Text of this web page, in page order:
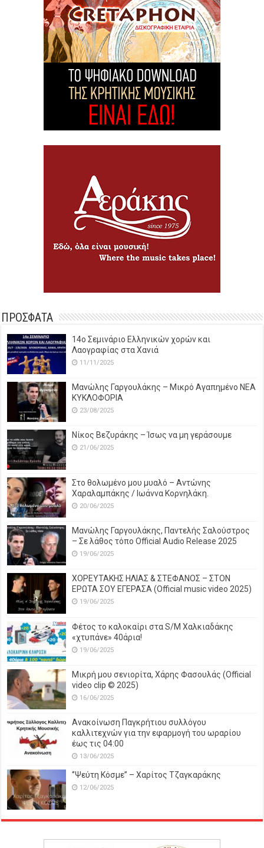
ΠΡΟΣΦΑΤΑ
14o Σεμινάριο Ελληνικών χορών και
Λαογραφίας στα Χανιά
11/11/2025
Μανώλης Γαργουλάκης – Μικρό Αγαπημένο NEΑ
ΚΥΚΛΟΦΟΡΙΑ
23/08/2025
Νίκος Βεζυράκης – Ίσως να μη γεράσουμε
21/06/2025
Στο θολωμένο μου μυαλό – Αντώνης
Χαραλαμπάκης / Ιωάννα Κορνηλάκη.
20/06/2025
Μανώλης Γαργουλάκης, Παντελής Σαλούστρος
– Σε λάθος τόπο Official Audio Release 2025
19/06/2025
ΧΟΡΕΥΤΑΚΗΣ ΗΛΙΑΣ & ΣΤΕΦΑΝΟΣ – ΣΤΟΝ
ΕΡΩΤΑ ΣΟΥ ΕΓΕΡΑΣΑ (Official music video 2025)
19/06/2025
Φέτος το καλοκαίρι στα S/M Χαλκιαδάκης
«χτυπάνε» 40άρια!
19/06/2025
Μικρή μου σενιορίτα, Χάρης Φασουλάς (Official
video clip © 2025)
16/06/2025
Ανακοίνωση Παγκρήτιου συλλόγου
καλλιτεχνών για την εφαρμογή του ωραρίου
έως τις 04:00
13/06/2025
‘’Ψεύτη Κόσμε’’ – Χαρίτος Τζαγκαράκης
12/06/2025